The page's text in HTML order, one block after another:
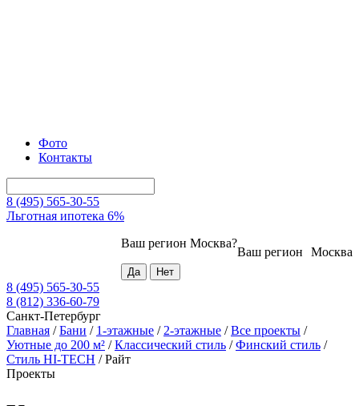
Фото
Контакты
8 (495) 565-30-55
Льготная ипотека 6%
Москва
Ваш регион
Ваш регион Москва?
8 (495) 565-30-55
8 (812) 336-60-79
Санкт-Петербург
Главная /Бани / 1-этажные / 2-этажные /Все проекты /
Уютные до 200 м² /Классический стиль /Финский стиль /
Стиль HI-TECH /Райт
Проекты